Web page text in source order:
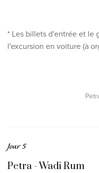
* Les billets d'entrée et le
l'excursion en voiture (à
Jour 5
Petra - Wadi Rum